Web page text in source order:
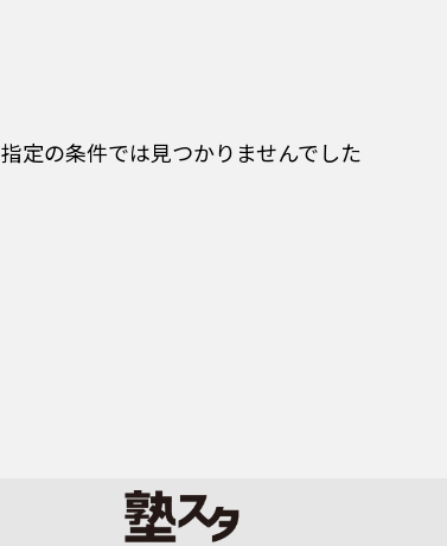
指定の条件では見つかりませんでした